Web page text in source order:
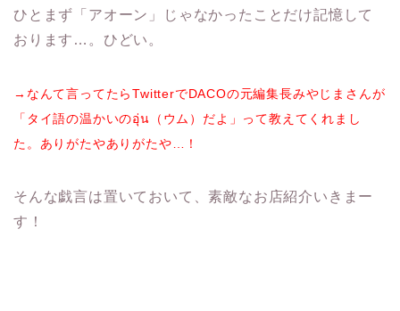
ひとまず「アオーン」じゃなかったことだけ記憶して
おります…。ひどい。
→なんて言ってたらTwitterでDACOの元編集長みやじまさんが
「タイ語の温かいのอุ่น（ウム）だよ」って教えてくれまし
た。ありがたやありがたや…！
そんな戯言は置いておいて、素敵なお店紹介いきまー
す！